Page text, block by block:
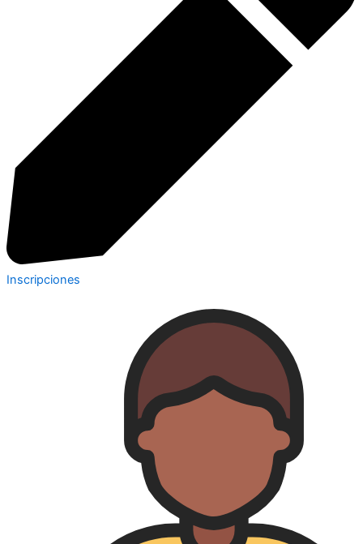
Inscripciones